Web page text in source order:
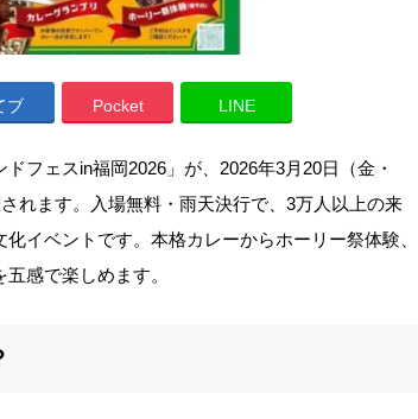
ブ Pocket LINE
フェスin福岡2026」が、2026年3月20日（金・
れます。入場無料・雨天決行で、3万人以上の来
イベントです。本格カレーからホーリー祭体験、
感で楽しめます。